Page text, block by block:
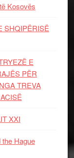
Kosovës
SHQIPËRISË
E
PËR
TREVA
XXI
the Hague